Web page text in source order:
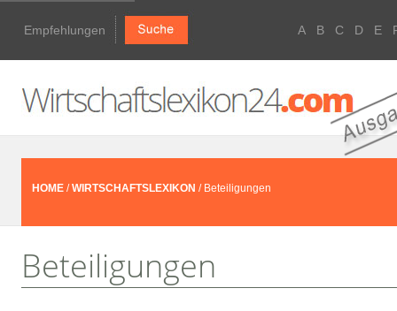
Empfehlungen A B C D E
HOME /WIRTSCHAFTSLEXIKON / Beteiligungen
Beteiligungen